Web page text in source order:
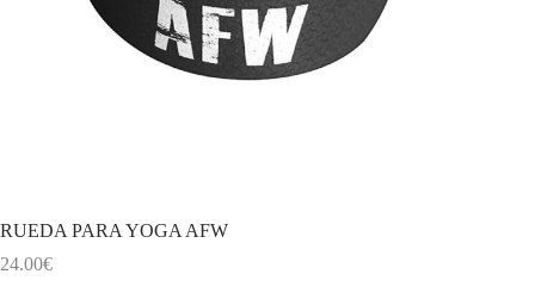
RUEDA PARA YOGA AFW
24.00€